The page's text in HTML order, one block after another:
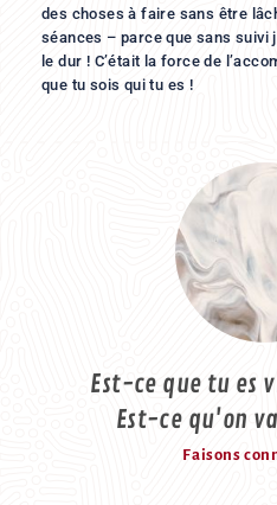
des choses à faire sans être
séances – parce que sans suivi
le dur ! C’était la force de
que tu sois qui tu es !
Est-ce que tu es
Faisons